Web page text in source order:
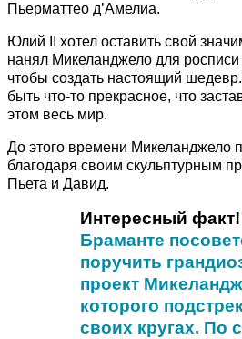
Пьерматтео д’Амелиа.
Юлий II хотел оставить свой
нанял Микеланджело для росписи
чтобы создать настоящий
быть что-то прекрасное, что
этом весь мир.
До этого времени Микеланджело
благодаря своим скульптурным
Пьета и Давид.
Интересный факт!
Браманте
поручить
проект
которого
своих кругах. По